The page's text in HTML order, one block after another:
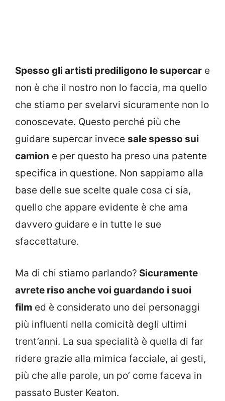
Spesso gli artisti prediligono le supercar e
non è che il nostro non lo faccia, ma quello
che stiamo per svelarvi sicuramente non lo
conoscevate. Questo perché più che
guidare supercar invece sale spesso sui
camion e per questo ha preso una patente
specifica in questione. Non sappiamo alla
base delle sue scelte quale cosa ci sia,
quello che appare evidente è che ama
davvero guidare e in tutte le sue
sfaccettature.
Ma di chi stiamo parlando? Sicuramente
avrete riso anche voi guardando i suoi
film ed è considerato uno dei personaggi
più influenti nella comicità degli ultimi
trent’anni. La sua specialità è quella di far
ridere grazie alla mimica facciale, ai gesti,
più che alle parole, un po’ come faceva in
passato Buster Keaton.